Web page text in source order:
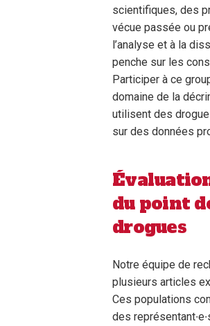
scientifiques, des
vécue passée ou
l’analyse et à la
penche sur les
Participer à ce
domaine de la
utilisent des
sur des données
du point
drogues
Notre équipe de
plusieurs articles
Ces populations
des